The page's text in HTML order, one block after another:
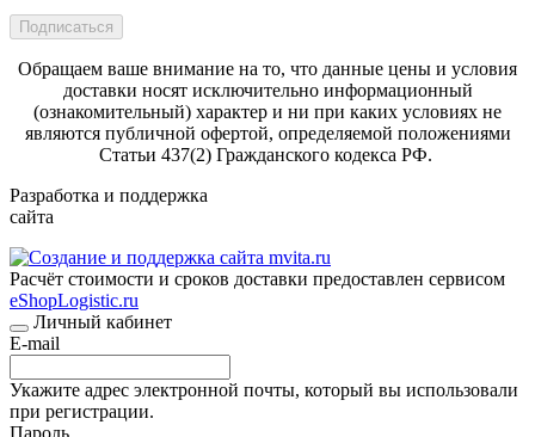
Подписаться
Обращаем ваше внимание на то, что данные цены и условия
доставки носят исключительно информационный
(ознакомительный) характер и ни при каких условиях не
являются публичной офертой, определяемой положениями
Статьи 437(2) Гражданского кодекса РФ.
Разработка и поддержка
сайта
Расчёт стоимости и сроков доставки предоставлен сервисом
eShopLogistic.ru
Личный кабинет
E-mail
Укажите адрес электронной почты, который вы использовали
при регистрации.
Пароль